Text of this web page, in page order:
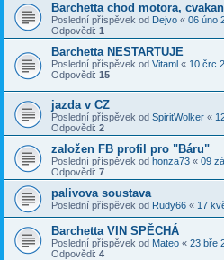
Barchetta chod motora,
Poslední příspěvek od Dejvo « 06 úno
Odpovědi: 1
Barchetta NESTARTUJE
Poslední příspěvek od Vitaml « 10 črc
Odpovědi: 15
jazda v CZ
Poslední příspěvek od SpiritWolker «
Odpovědi: 2
založen FB profil pro "Báru"
Poslední příspěvek od honza73 « 09
Odpovědi: 7
palivova soustava
Poslední příspěvek od Rudy66 « 17
Barchetta VIN SPĚCHÁ
Poslední příspěvek od Mateo « 23 bře
Odpovědi: 4